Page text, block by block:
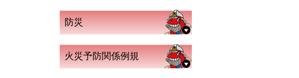
防災
火災予防関係例規